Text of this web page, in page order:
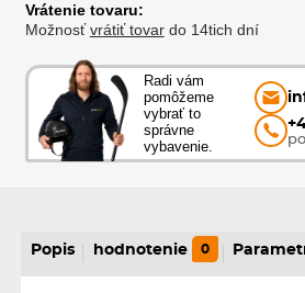
Vrátenie tovaru:
Možnosťvrátiť tovardo 14tich dní
Radi vám
pomôžeme
vybrať to
správne
vybavenie.
Popis hodnotenie 0